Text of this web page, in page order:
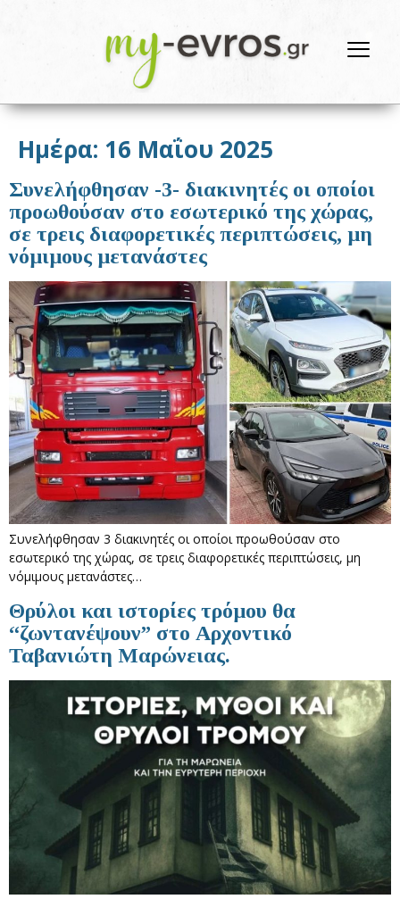
Ημέρα: 16 Μαΐου 2025
Συνελήφθησαν -3- διακινητές οι οποίοι
προωθούσαν στο εσωτερικό της χώρας,
σε τρεις διαφορετικές περιπτώσεις, μη
νόμιμους μετανάστες
Συνελήφθησαν 3 διακινητές οι οποίοι προωθούσαν στο
εσωτερικό της χώρας, σε τρεις διαφορετικές περιπτώσεις, μη
νόμιμους μετανάστες…
Θρύλοι και ιστορίες τρόμου θα
“ζωντανέψουν” στο Αρχοντικό
Ταβανιώτη Μαρώνειας.